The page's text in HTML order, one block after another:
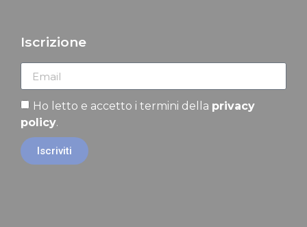
Iscrizione
Ho letto e accetto i termini della privacy
policy.
Iscriviti